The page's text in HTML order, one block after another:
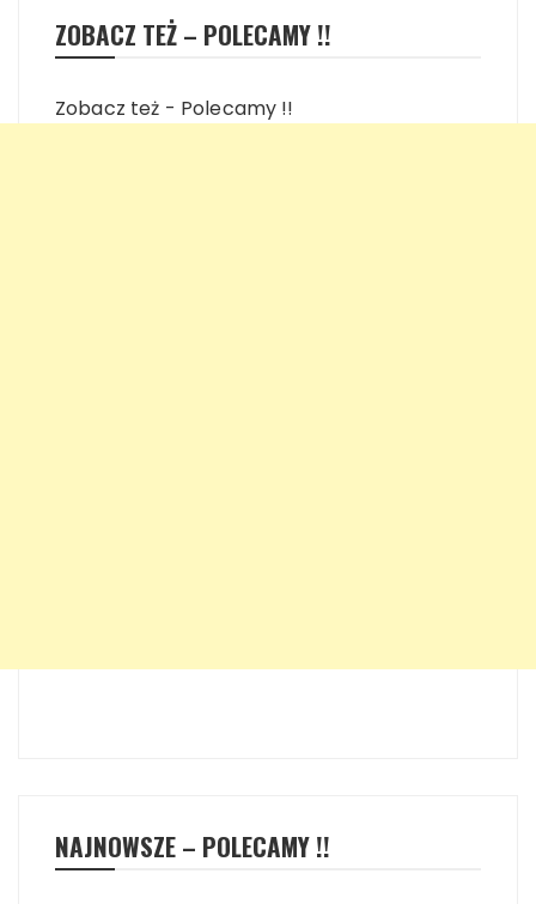
ZOBACZ TEŻ – POLECAMY !!
Zobacz też - Polecamy !!
NAJNOWSZE – POLECAMY !!